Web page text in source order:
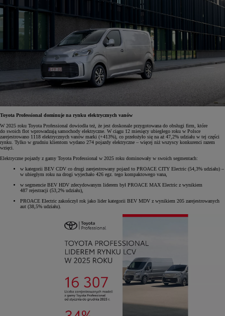
Toyota Professional dominuje na rynku elektrycznych vanów
W 2025 roku Toyota Professional dowiodła też, że jest doskonale przygotowana do obsługi firm, które
do swoich flot wprowadzają samochody elektryczne. W ciągu 12 miesięcy ubiegłego roku w Polsce
zarejestrowano 1118 elektrycznych vanów marki (+413%), co przełożyło się na aż 47,2% udziału w tej części
rynku. Tylko w grudniu klientom wydano 274 pojazdy elektryczne – więcej niż wszyscy konkurenci razem
wzięci.
Elektryczne pojazdy z gamy Toyota Professional w 2025 roku dominowały w swoich segmentach:
w kategorii BEV CDV co drugi zarejestrowany pojazd to PROACE CITY Electric (54,3% udziału) –
w ubiegłym roku na drogi wyjechało 426 egz. tego kompaktowego vana,
w segmencie BEV HDV zdecydowanym liderem był PROACE MAX Electric z wynikiem
487 rejestracji (53,2% udziału),
PROACE Electric zakończył rok jako lider kategorii BEV MDV z wynikiem 205 zarejestrowanych
aut (38,5% udziału).